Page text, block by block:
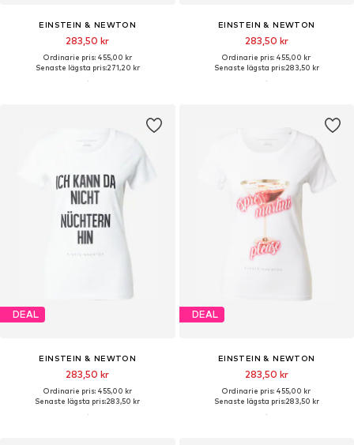
EINSTEIN & NEWTON
283,50 kr
Ordinarie pris: 455,00 kr
Senaste lägsta pris:271,20 kr
EINSTEIN & NEWTON
283,50 kr
Ordinarie pris: 455,00 kr
Senaste lägsta pris:283,50 kr
DEAL
EINSTEIN & NEWTON
283,50 kr
Ordinarie pris: 455,00 kr
Senaste lägsta pris:283,50 kr
DEAL
EINSTEIN & NEWTON
283,50 kr
Ordinarie pris: 455,00 kr
Senaste lägsta pris:283,50 kr